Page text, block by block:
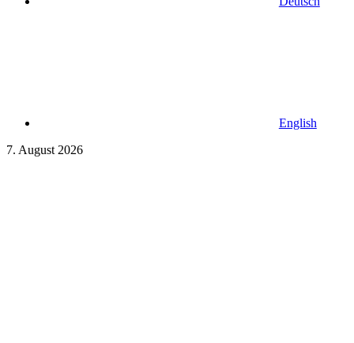
English
7. August 2026